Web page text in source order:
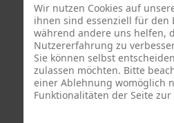
Stuttgart sogar ein
Grillstellen in den Parks
Der Einsatz war für die
ca. 45 Minuten beendet.
Wir nutzen Cookies auf
ihnen sind essenziell für den
während andere uns helfen,
Nutzererfahrung zu
Sie können selbst
zulassen möchten. Bitte
einer Ablehnung womöglich
Funktionalitäten der Seite